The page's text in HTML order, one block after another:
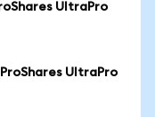
UltraPro
UltraPro